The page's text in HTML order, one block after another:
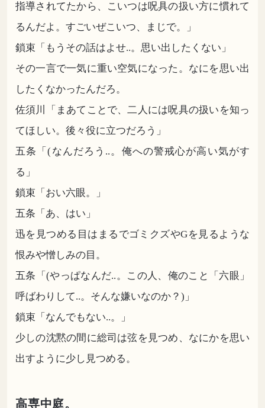
指導されてたから、こいつは呪具の扱い方に慣れて
るんだよ。すごいぜこいつ、まじで。」
鎖束「もうその話はよせ..。思い出したくない」
その一言で一気に重い空気になった。なにを思い出
したくなかったんだろ。
佐須川「まあてことで、二人には呪具の扱いを知っ
てほしい。後々役に立つだろう」
五条「(なんだろう..。俺への警戒心が高い気がす
る」
鎖束「おい六眼。」
五条「あ、はい」
迅を見つめる目はまるでゴミクズやGを見るような
恨みや憎しみの目。
五条「(やっぱなんだ..。この人、俺のこと「六眼」
呼ばわりして..。そんな嫌いなのか？)」
鎖束「なんでもない..。」
少しの沈黙の間に総司は弦を見つめ、なにかを思い
出すように少し見つめる。
高専中庭。